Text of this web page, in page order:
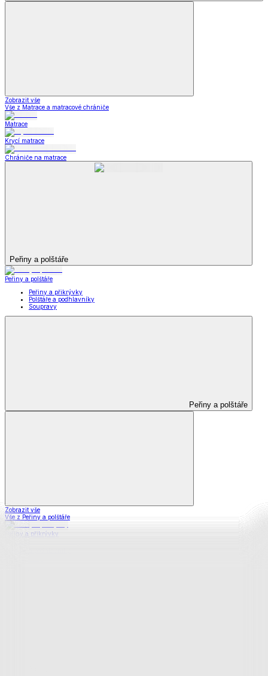
Zobrazit vše
Vše z Matrace a matracové chrániče
Matrace
Krycí matrace
Chrániče na matrace
Peřiny a polštáře
Peřiny a polštáře
Peřiny a přikrývky
Polštáře a podhlavníky
Soupravy
Peřiny a polštáře
Zobrazit vše
Vše z Peřiny a polštáře
Peřiny a přikrývky